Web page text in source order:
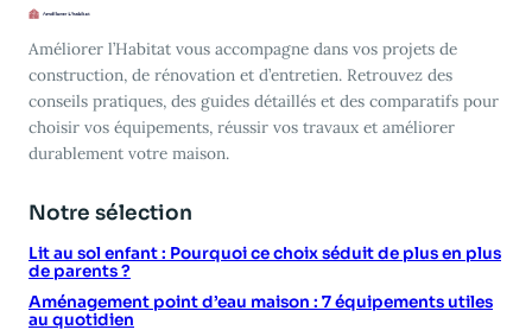
Améliorer l’Habitat vous accompagne dans vos projets de
construction, de rénovation et d’entretien. Retrouvez des
conseils pratiques, des guides détaillés et des comparatifs pour
choisir vos équipements, réussir vos travaux et améliorer
durablement votre maison.
Notre sélection
Lit au sol enfant : Pourquoi ce choix séduit de plus en plus
de parents ?
Aménagement point d’eau maison : 7 équipements utiles
au quotidien